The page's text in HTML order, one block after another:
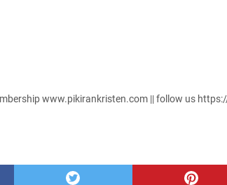
www.pikirankristen.com || follow us